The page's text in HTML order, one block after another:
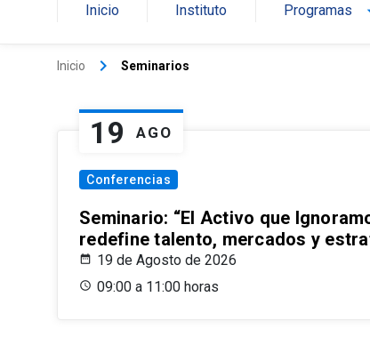
Inicio Instituto Programas
Inicio keyboard_arrow_right Seminarios
19 AGO
Conferencias
Seminario: “El Activo que
redefine talento, mercados y
19 de Agosto de 2026
09:00 a 11:00 horas